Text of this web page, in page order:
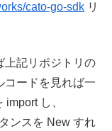
cato-go-sdk リ
上記リポジトリの
コードを見れば一
し、
ンスを New すれ